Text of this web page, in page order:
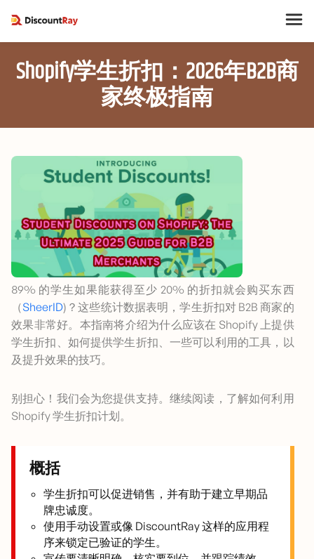
Shopify学生折扣：2026年B2B商
家终极指南
89% 的学生如果能获得至少 20% 的折扣就会购买东西
（SheerID)？这些统计数据表明，学生折扣对 B2B 商家的
效果非常好。本指南将介绍为什么应该在 Shopify 上提供
学生折扣、如何提供学生折扣、一些可以利用的工具，以
及提升效果的技巧。
别担心！我们会为您提供支持。继续阅读，了解如何利用
Shopify 学生折扣计划。
概括
学生折扣可以促进销售，并有助于建立早期品
牌忠诚度。
使用手动设置或像 DiscountRay 这样的应用程
序来锁定已验证的学生。